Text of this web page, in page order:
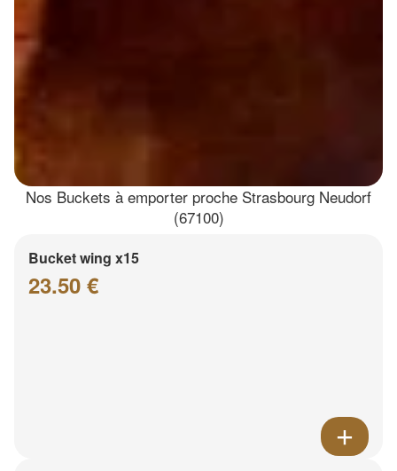
Nos Buckets à emporter proche Strasbourg Neudorf
(67100)
Bucket wing x15
23.50 €